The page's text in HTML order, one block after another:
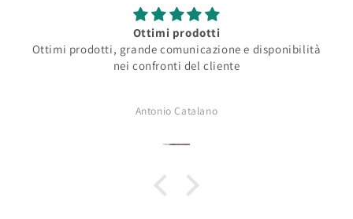
Ottimi prodotti
Ottimi prodotti, grande comunicazione e disponibilità
nei confronti del cliente
Antonio Catalano